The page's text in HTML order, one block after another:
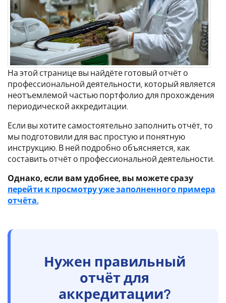
На этой странице вы найдёте готовый отчёт о
профессиональной деятельности, который является
неотъемлемой частью портфолио для прохождения
периодической аккредитации.
Если вы хотите самостоятельно заполнить отчёт, то
мы подготовили для вас простую и понятную
инструкцию. В ней подробно объясняется, как
составить отчёт о профессиональной деятельности.
Однако, если вам удобнее, вы можете сразу
перейти к просмотру уже заполненного примера
отчёта.
Нужен правильный
отчёт для
аккредитации?